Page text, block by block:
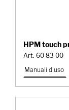
HPM touch
Art. 60 83 00
Manuali d'uso